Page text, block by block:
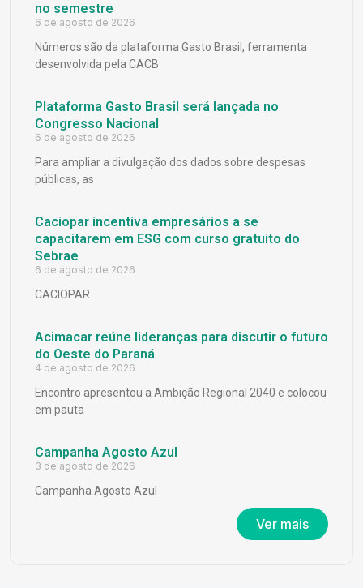
no semestre
6 de agosto de 2026
Números são da plataforma Gasto Brasil, ferramenta
desenvolvida pela CACB
Plataforma Gasto Brasil será lançada no
Congresso Nacional
6 de agosto de 2026
Para ampliar a divulgação dos dados sobre despesas
públicas, as
Caciopar incentiva empresários a se
capacitarem em ESG com curso gratuito do
Sebrae
6 de agosto de 2026
CACIOPAR
Acimacar reúne lideranças para discutir o futuro
do Oeste do Paraná
4 de agosto de 2026
Encontro apresentou a Ambição Regional 2040 e colocou
em pauta
Campanha Agosto Azul
3 de agosto de 2026
Campanha Agosto Azul
Ver mais